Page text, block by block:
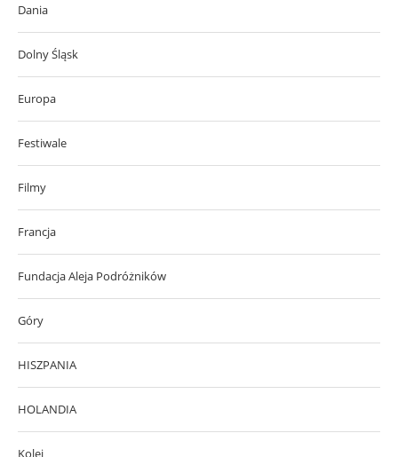
Dania
Dolny Śląsk
Europa
Festiwale
Filmy
Francja
Fundacja Aleja Podróżników
Góry
HISZPANIA
HOLANDIA
Kolej